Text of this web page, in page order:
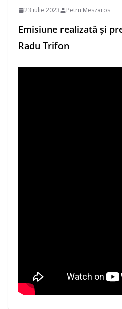
23 iulie 2023 Petru Meszaros
Emisiune realizată și
Radu Trifon